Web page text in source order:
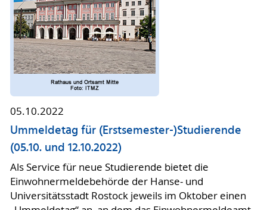
05.10.2022
Ummeldetag für (Erstsemester-)Studierende
(05.10. und 12.10.2022)
Als Service für neue Studierende bietet die
Einwohnermeldebehörde der Hanse- und
Universitätsstadt Rostock jeweils im Oktober einen